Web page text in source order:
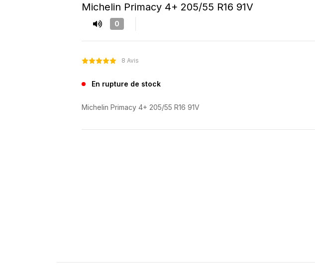
Michelin Primacy 4+ 205/55 R16 91V
0
8 Avis
En rupture de stock
Michelin Primacy 4+ 205/55 R16 91V